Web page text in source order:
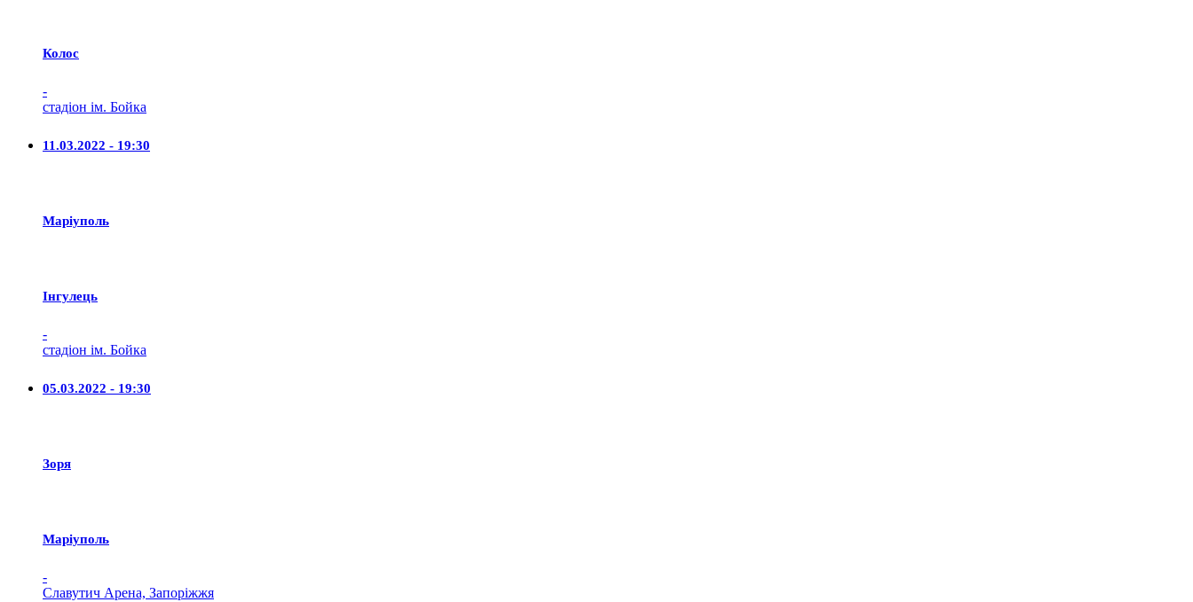
Колос
-
стадіон ім. Бойка
11.03.2022 - 19:30
Маріуполь
Iнгулець
-
стадіон ім. Бойка
05.03.2022 - 19:30
Зоря
Маріуполь
-
Славутич Арена, Запоріжжя